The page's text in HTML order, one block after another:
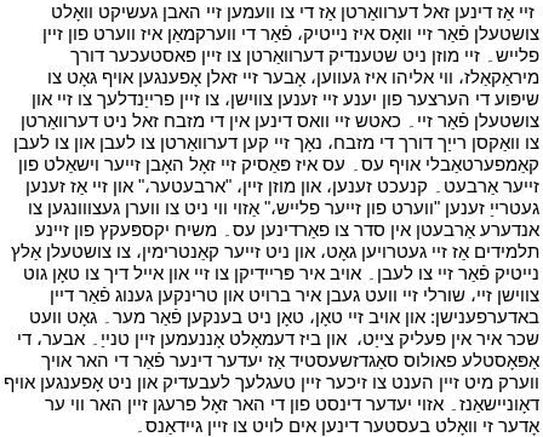
זיי אַז דינען זאל דערוואַרטן אַז די צו וועמען זיי האבן געשיקט וואָלט
צושטעלן פֿאַר זיי וואָס איז נייטיק، פֿאַר די ווערקמאַן איז ווערט פון זיין
פלייש۔ זיי מוזן ניט שטענדיק דערוואַרטן צו זיין פאסטעכער דורך
מיראַקאַלז، ווי אליהו איז געווען، אָבער זיי זאלן אָפענגען אויף גאָט צו
שיפּוע די הערצער פון יענע זיי זענען צווישן، צו זיין פרייַנדלעך צו זיי און
צושטעלן פֿאַר זיי۔ כאטש זיי וואס דינען אין די מזבח זאל ניט דערוואַרטן
צו וואַקסן רייַך דורך די מזבח، נאָך זיי קען דערוואַרטן צו לעבן און צו לעבן
קאַמפערטאַבלי אויף עס۔ עס איז פּאַסיק זיי זאָל האָבן זייער וישאַלט פון
זייער אַרבעט۔ קנעכט זענען، און מוזן זיין، "ארבעטער،" און זיי אַז זענען
געטרייַ זענען "ווערט פון זייער פלייש،" אַזוי ווי ניט צו ווערן געצווונגען צו
אנדערע אַרבעטן אין סדר צו פאַרדינען עס۔ משיח יקספּעקץ פון זיינע
תלמידים אַז זיי געטרויען גאָט، און ניט זייער קאַנטרימין، צו צושטעלן אַלץ
נייטיק פֿאַר זיי צו לעבן۔ אויב איר פּריידיקן צו זיי און אייל דיך צו טאָן גוט
צווישן זיי، שורלי זיי וועט געבן איר ברויט און טרינקען גענוג פֿאַר דיין
באדערפענישן: און אויב זיי טאָן، טאָן ניט בענקען פֿאַר מער۔ גאָט וועט
שכר איר אין פעליק צייַט، און ביז דעמאָלט אָננעמען זיין טנייַ۔ אבער، די
אַפּאָסטלע פאולוס סאַגדזשעסטיד אַז יעדער דינער פֿאַר די האר אויך
ווערק מיט זיין הענט צו זיכער זיין טעגלעך לעבעדיק און ניט אָפענגען אויף
דאָוניישאַנז۔ אזוי יעדער דינסט פון די האר זאָל פרעגן זיין האר ווי ער
אָדער זי וואָלט בעסטער דינען אים לויט צו זיין גיידאַנס۔